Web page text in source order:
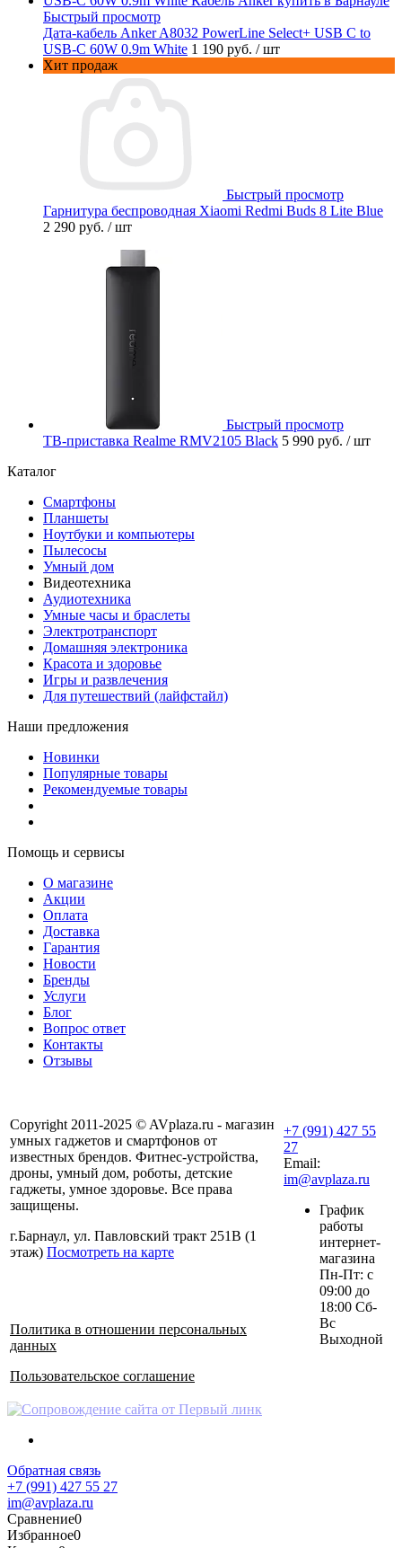
Быстрый просмотр
Дата-кабель Anker A8032 PowerLine Select+ USB C to
USB-C 60W 0.9m White 1 190 руб. / шт
Хит продаж
Быстрый просмотр
Гарнитура беспроводная Xiaomi Redmi Buds 8 Lite Blue
2 290 руб. / шт
Быстрый просмотр
ТВ-приставка Realme RMV2105 Black 5 990 руб. / шт
Каталог
Смартфоны
Планшеты
Ноутбуки и компьютеры
Пылесосы
Умный дом
Видеотехника
Аудиотехника
Умные часы и браслеты
Электротранспорт
Домашняя электроника
Красота и здоровье
Игры и развлечения
Для путешествий (лайфстайл)
Наши предложения
Новинки
Популярные товары
Рекомендуемые товары
Помощь и сервисы
О магазине
Акции
Оплата
Доставка
Гарантия
Новости
Бренды
Услуги
Блог
Вопрос ответ
Контакты
Отзывы
Copyright 2011-2025 © AVplaza.ru - магазин
умных гаджетов и смартфонов от
известных брендов. Фитнес-устройства,
дроны, умный дом, роботы, детские
гаджеты, умное здоровье. Все права
защищены.
г.Барнаул, ул. Павловский тракт 251В (1
этаж) Посмотреть на карте
Политика в отношении персональных
данных
Пользовательское соглашение
+7 (991) 427 55
27
Email:
im@avplaza.ru
График
работы
интернет-
магазина
Пн-Пт: с
09:00 до
18:00 Сб-
Вс
Выходной
Обратная связь
+7 (991) 427 55 27
im@avplaza.ru
Сравнение0
Избранное0